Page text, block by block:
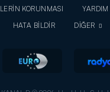
KORUNMASI
YARDIM
HATA BİLDİR
DİĞER